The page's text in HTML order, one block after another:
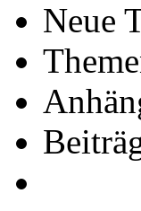
Neue